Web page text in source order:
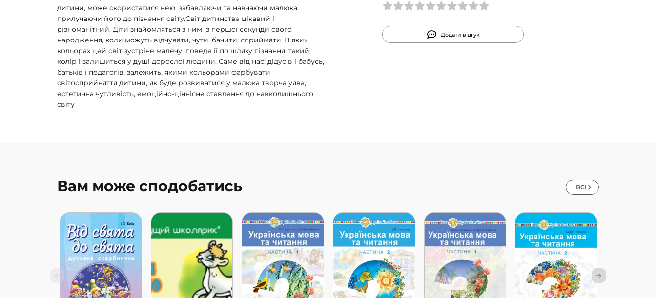
дитини, може скористатися нею, забавляючи та навчаючи малюка,
прилучаючи його до пізнання світу.Світ дитинства цікавий і
різноманітний. Діти знайомляться з ним із першої секунди свого
народження, коли можуть відчувати, чути, бачити, сприймати. В яких
кольорах цей світ зустріне малечу, поведе її по шляху пізнання, такий
колір і залишиться у душі дорослої людини. Саме від нас: дідусів і бабусь,
батьків і педагогів, залежить, якими кольорами фарбувати
світосприйняття дитини, як буде розвиватися у малюка творча уява,
естетична чутливість, емоційно-ціннісне ставлення до навколишнього
світу
Додати відгук
Вам може сподобатись ВСІ